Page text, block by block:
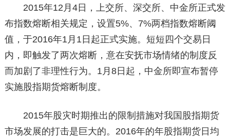
2015年12月4日，上交所、深交所、中金所正式发
布指数熔断相关规定，设置5%、7%两档指数熔断阈
值，于2016年1月1日起正式实施。短短四个交易日
内，即触发了两次熔断，意在安抚市场情绪的制度反
而加剧了非理性行为。1月8日起，中金所即宣布暂停
实施股指期货熔断制度。
2015年股灾时期推出的限制措施对我国股指期货
市场发展的打击是巨大的。2016年的年股指期货日均